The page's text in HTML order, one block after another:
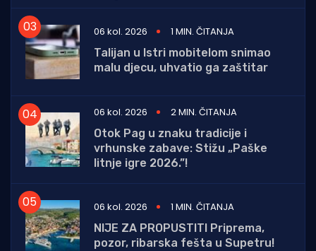
06 kol. 2026
1 MIN. ČITANJA
Talijan u Istri mobitelom snimao
malu djecu, uhvatio ga zaštitar
06 kol. 2026
2 MIN. ČITANJA
Otok Pag u znaku tradicije i
vrhunske zabave: Stižu „Paške
litnje igre 2026.”!
06 kol. 2026
1 MIN. ČITANJA
NIJE ZA PROPUSTITI Priprema,
pozor, ribarska fešta u Supetru!